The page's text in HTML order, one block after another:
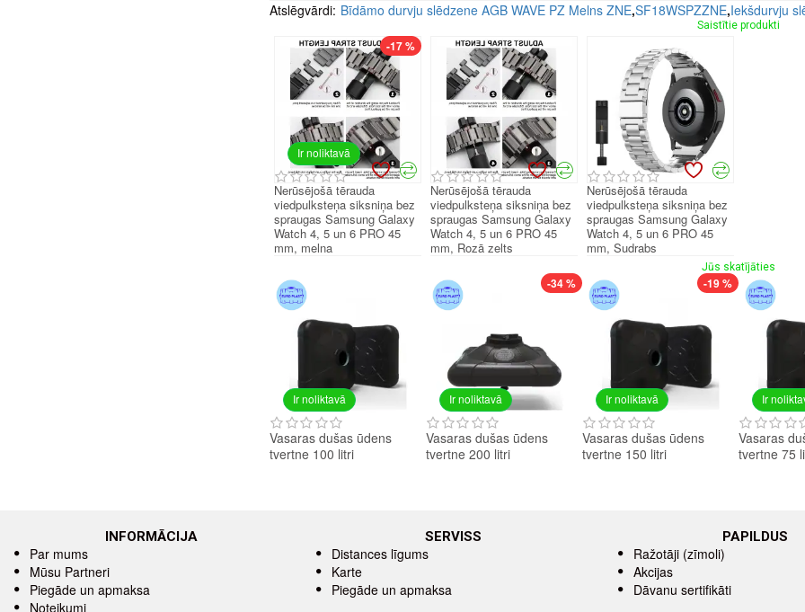
Atslēgvārdi: Bīdāmo durvju slēdzene AGB WAVE PZ Melns ZNE,SF18WSPZZNE,Iekšdurvju
Saistītie produkti
Ir noliktavā
-17 %
Nerūsējošā tērauda
viedpulksteņa siksniņa bez
spraugas Samsung Galaxy
Watch 4, 5 un 6 PRO 45
mm, melna
Nerūsējošā tērauda
viedpulksteņa siksniņa bez
spraugas Samsung Galaxy
Watch 4, 5 un 6 PRO 45
mm, Rozā zelts
Nerūsējošā tērauda
viedpulksteņa siksniņa bez
spraugas Samsung Galaxy
Watch 4, 5 un 6 PRO 45
mm, Sudrabs
Jūs skatījāties
Ir noliktavā
Vasaras dušas ūdens
tvertne 100 litri
Ir noliktavā
-34 %
Vasaras dušas ūdens
tvertne 200 litri
Ir noliktavā
-19 %
Vasaras dušas ūdens
tvertne 150 litri
Ir
Vasaras
tvertne 75
INFORMĀCIJA
Par mums
Mūsu Partneri
Piegāde un apmaksa
Noteikumi
SERVISS
Distances līgums
Karte
Piegāde un apmaksa
PAPILDUS
Ražotāji (zīmoli)
Akcijas
Dāvanu sertifikāti